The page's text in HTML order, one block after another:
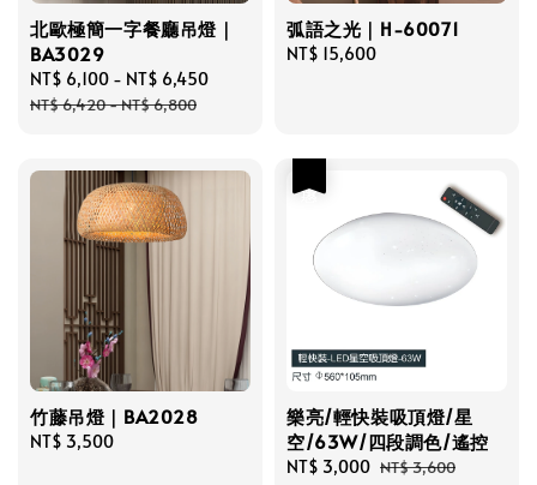
北歐極簡一字餐廳吊燈｜
BA3029
Sale
price
NT$ 6,100 - NT$ 6,450
NT$ 6,420-NT$ 6,800
弧語之光｜H-60071
Regular
NT$ 15,600
竹藤吊燈｜BA2028
Regular
NT$ 3,500
樂亮/輕快裝吸頂燈/星
空/63W/四段調色/遙控
Sale
NT$ 3,000 Regular
NT$ 3,600